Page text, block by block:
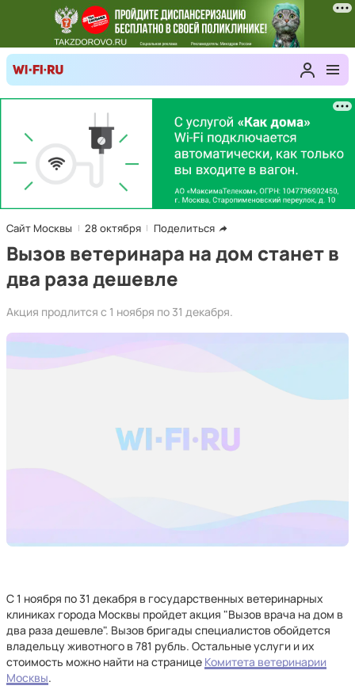
Сайт Москвы 28 октября Поделиться
Вызов ветеринара на дом станет в
два раза дешевле
Акция продлится с 1 ноября по 31 декабря.
С 1 ноября по 31 декабря в государственных ветеринарных
клиниках города Москвы пройдет акция "Вызов врача на дом в
два раза дешевле". Вызов бригады специалистов обойдется
владельцу животного в 781 рубль. Остальные услуги и их
стоимость можно найти на странице Комитета ветеринарии
Москвы.